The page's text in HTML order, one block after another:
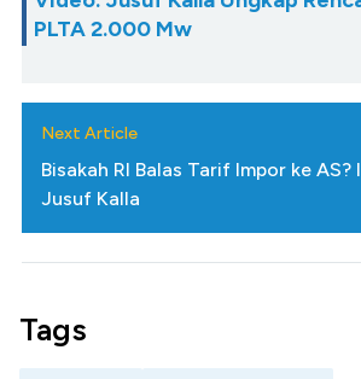
PLTA 2.000 Mw
Next Article
Bisakah RI Balas Tarif Impor ke AS?
Jusuf Kalla
Tags